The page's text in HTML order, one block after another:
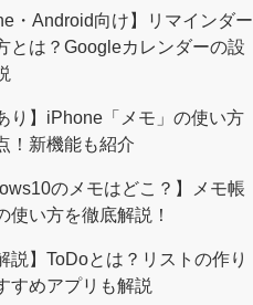
・Android向け】リマインダー
とは？Googleカレンダーの設
り】iPhone「メモ」の使い方
！新機能も紹介
のメモはどこ？】メモ帳
使い方を徹底解説！
説】ToDoとは？リストの作り
すめアプリも解説